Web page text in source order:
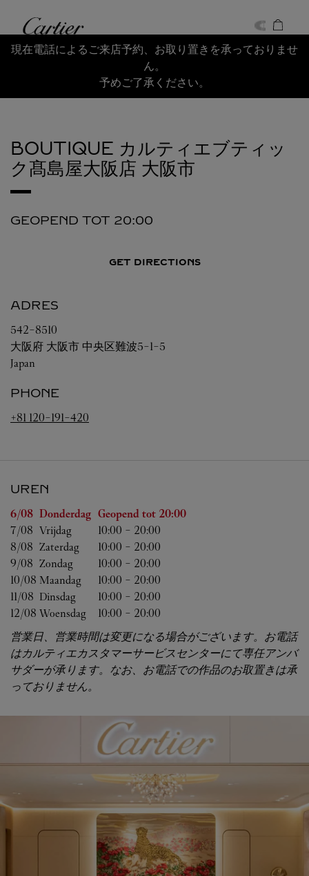
Cartier
Return to Nav
現在電話によるご来店予約、お取り置きを承っておりませ
ん。
予めご了承ください。
BOUTIQUE カルティエブティッ
ク髙島屋大阪店 大阪市
GEOPEND TOT 20:00
GET DIRECTIONS
ADRES
542-8510
大阪府 大阪市 中央区難波5-1-5
Japan
PHONE
+81 120-191-420
UREN
WeekdagUren
6/08 Donderdag Geopend tot 20:00
7/08 Vrijdag 10:00 - 20:00
8/08 Zaterdag 10:00 - 20:00
9/08 Zondag 10:00 - 20:00
10/08 Maandag 10:00 - 20:00
11/08 Dinsdag 10:00 - 20:00
12/08 Woensdag 10:00 - 20:00
営業日、営業時間は変更になる場合がございます。お電話
はカルティエカスタマーサービスセンターにて専任アンバ
サダーが承ります。なお、お電話での作品のお取置きは承
っておりません。